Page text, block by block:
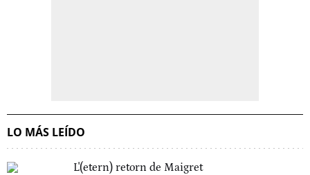
LO MÁS LEÍDO
L'(etern) retorn de Maigret